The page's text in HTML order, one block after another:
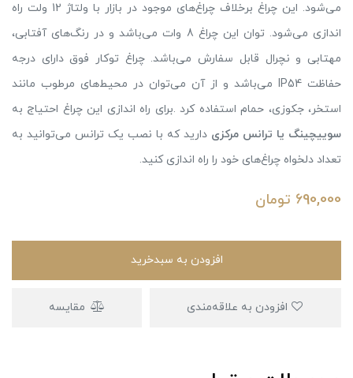
می‌شود. این چراغ برخلاف چراغ‌های موجود در بازار با ولتاژ 12 ولت راه
اندازی می‌شود. توان این چراغ 8 وات می‌باشد و در رنگ‌های آفتابی،
مهتابی و نچرال قابل سفارش می‌باشد. چراغ توکار فوق دارای درجه
حفاظت IP54 می‌باشد و از آن می‌توان در محیط‌های مرطوب مانند
استخر، جکوزی، حمام استفاده کرد .برای راه اندازی این چراغ احتیاج به
سوییچینگ یا ترانس مرکزی دارید که با نصب یک ترانس می‌توانید به
تعداد دلخواه چراغ‌های خود را راه اندازی کنید.
690,000 تومان
افزودن به سبدخرید
مقایسه